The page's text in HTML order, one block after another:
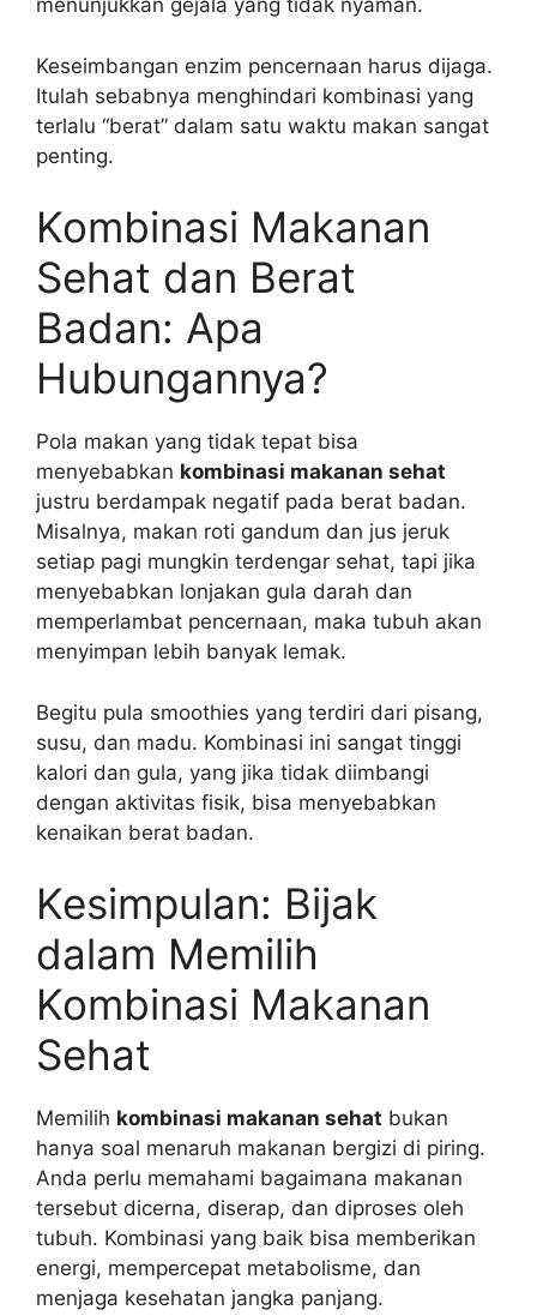
menunjukkan gejala yang tidak nyaman.
Keseimbangan enzim pencernaan harus dijaga.
Itulah sebabnya menghindari kombinasi yang
terlalu “berat” dalam satu waktu makan sangat
penting.
Kombinasi Makanan
Sehat dan Berat
Badan: Apa
Hubungannya?
Pola makan yang tidak tepat bisa
menyebabkan kombinasi makanan sehat
justru berdampak negatif pada berat badan.
Misalnya, makan roti gandum dan jus jeruk
setiap pagi mungkin terdengar sehat, tapi jika
menyebabkan lonjakan gula darah dan
memperlambat pencernaan, maka tubuh akan
menyimpan lebih banyak lemak.
Begitu pula smoothies yang terdiri dari pisang,
susu, dan madu. Kombinasi ini sangat tinggi
kalori dan gula, yang jika tidak diimbangi
dengan aktivitas fisik, bisa menyebabkan
kenaikan berat badan.
Kesimpulan: Bijak
dalam Memilih
Kombinasi Makanan
Sehat
Memilih kombinasi makanan sehat bukan
hanya soal menaruh makanan bergizi di piring.
Anda perlu memahami bagaimana makanan
tersebut dicerna, diserap, dan diproses oleh
tubuh. Kombinasi yang baik bisa memberikan
energi, mempercepat metabolisme, dan
menjaga kesehatan jangka panjang.